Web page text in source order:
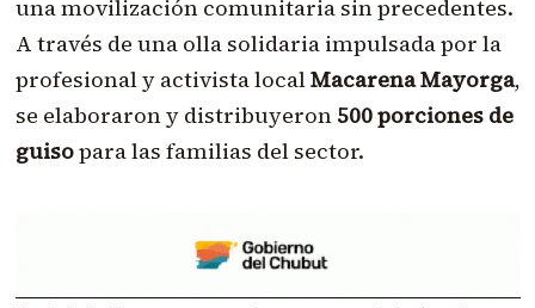
una movilización comunitaria sin precedentes.
A través de una olla solidaria impulsada por la
profesional y activista localMacarena Mayorga,
se elaboraron y distribuyeron 500 porciones de
guisopara las familias del sector.